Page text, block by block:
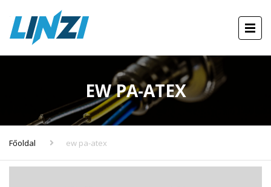
EW PA-ATEX
Főoldal ew pa-atex